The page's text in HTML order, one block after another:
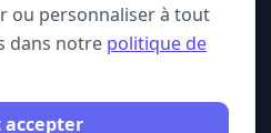
ou personnaliser à tout
dans notre politique de
accepter